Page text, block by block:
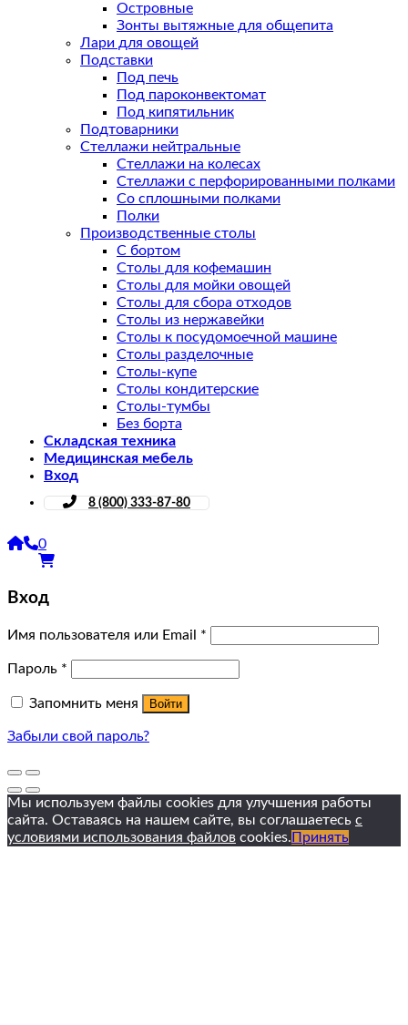
Островные
Зонты вытяжные для общепита
Лари для овощей
Подставки
Под печь
Под пароконвектомат
Под кипятильник
Подтоварники
Стеллажи нейтральные
Стеллажи на колесах
Стеллажи с перфорированными полками
Со сплошными полками
Полки
Производственные столы
С бортом
Столы для кофемашин
Столы для мойки овощей
Столы для сбора отходов
Столы из нержавейки
Столы к посудомоечной машине
Столы разделочные
Столы-купе
Столы кондитерские
Столы-тумбы
Без борта
Складская техника
Медицинская мебель
Вход
8 (800) 333-87-80
0
Вход
Имя пользователя или Email *
Пароль *
Запомнить меня Войти
Забыли свой пароль?
Мы используем файлы cookies для улучшения работы
сайта. Оставаясь на нашем сайте, вы соглашаетесь с
условиями использования файлов cookies. Принять